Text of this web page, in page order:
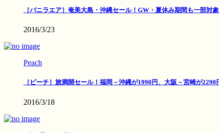
［バニラエア］奄美大島・沖縄セール！GW・夏休み期間も一部対象
2016/3/23
Peach
［ピーチ］旅満開セール！福岡－沖縄が1990円、大阪－宮崎が2290
2016/3/18